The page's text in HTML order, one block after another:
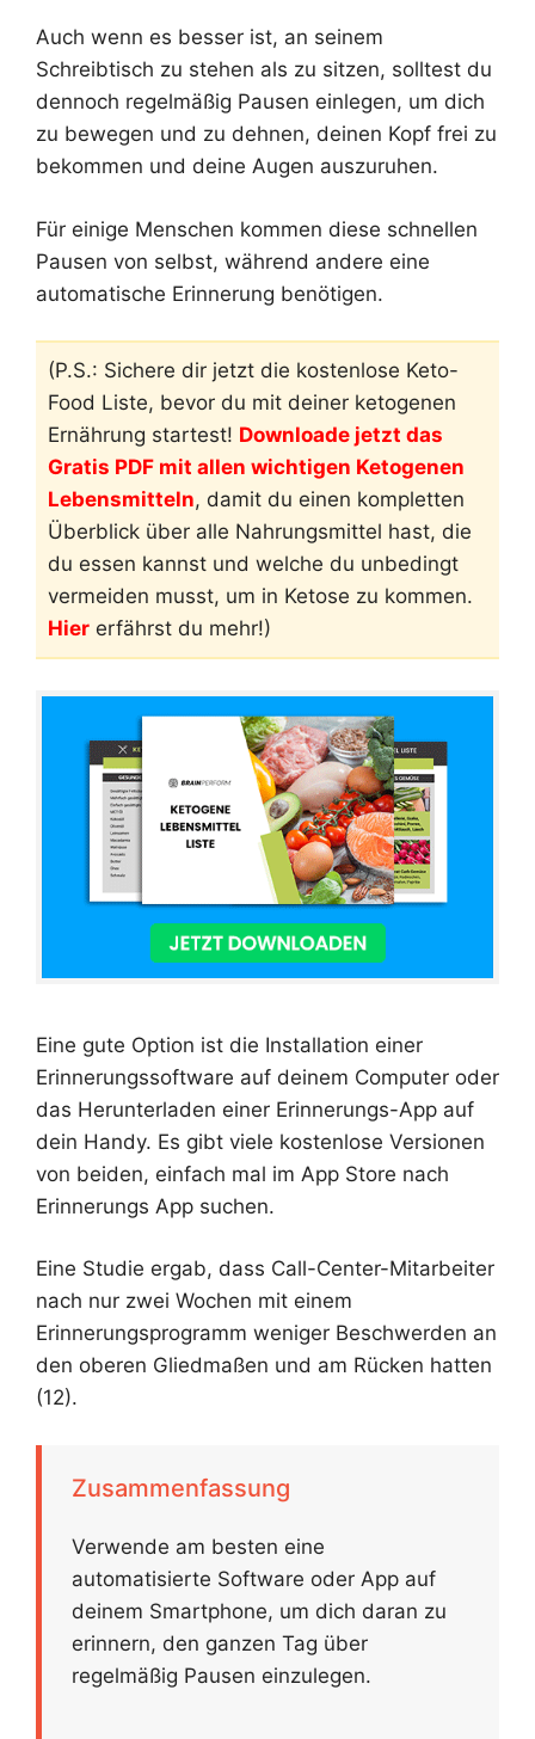
Auch wenn es besser ist, an seinem
Schreibtisch zu stehen als zu sitzen, solltest du
dennoch regelmäßig Pausen einlegen, um dich
zu bewegen und zu dehnen, deinen Kopf frei zu
bekommen und deine Augen auszuruhen.
Für einige Menschen kommen diese schnellen
Pausen von selbst, während andere eine
automatische Erinnerung benötigen.
(P.S.: Sichere dir jetzt die kostenlose Keto-
Food Liste, bevor du mit deiner ketogenen
Ernährung startest! Downloade jetzt das
Gratis PDF mit allen wichtigen Ketogenen
Lebensmitteln, damit du einen kompletten
Überblick über alle Nahrungsmittel hast, die
du essen kannst und welche du unbedingt
vermeiden musst, um in Ketose zu kommen.
Hier erfährst du mehr!)
Eine gute Option ist die Installation einer
Erinnerungssoftware auf deinem Computer oder
das Herunterladen einer Erinnerungs-App auf
dein Handy. Es gibt viele kostenlose Versionen
von beiden, einfach mal im App Store nach
Erinnerungs App suchen.
Eine Studie ergab, dass Call-Center-Mitarbeiter
nach nur zwei Wochen mit einem
Erinnerungsprogramm weniger Beschwerden an
den oberen Gliedmaßen und am Rücken hatten
(12).
Zusammenfassung
Verwende am besten eine
automatisierte Software oder App auf
deinem Smartphone, um dich daran zu
erinnern, den ganzen Tag über
regelmäßig Pausen einzulegen.